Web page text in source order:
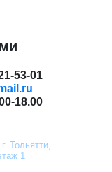
53-01
18.00
Тольятти,
1